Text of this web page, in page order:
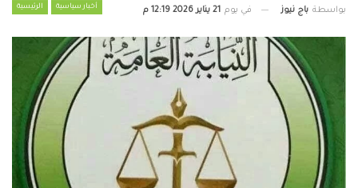
أخبار سياسية الرئيسية بواسطة باج نيوز في يوم 21 يناير 2026 12:19 م